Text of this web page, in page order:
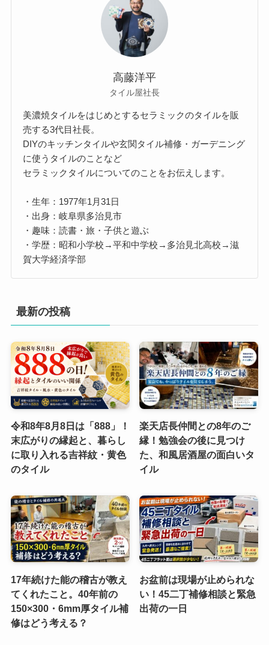
高藤洋平
タイル屋社長
美濃焼タイルをはじめとするセラミックのタイルを販
売する3代目社長。
DIYのキッチンタイルや玄関タイル補修・ガーデニング
に使うタイルのことなど
セラミックタイルについてのことをお伝えします。
・生年：1977年1月31日
・出身：岐阜県多治見市
・趣味：読書・旅・子供と遊ぶ
・学歴：昭和小学校→平和中学校→多治見北高校→滋
賀大学経済学部
最新の投稿
令和8年8月8日は「888」！
末広がりの縁起と、暮らし
に取り入れる吉祥紋・黄色
のタイル
楽天店長仲間との8年のご
縁！勉強会の後に見つけ
た、和風居酒屋の面白いタ
イル
17年続けた能の稽古が教え
てくれたこと。40年前の
150×300・6mm厚タイル補
修はどう考える？
お盆前は現場が止められな
い！45二丁補修相談と緊急
出荷の一日